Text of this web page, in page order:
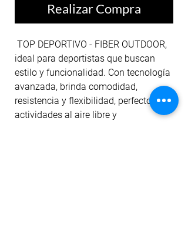
Realizar Compra
TOP DEPORTIVO - FIBER OUTDOOR,
ideal para deportistas que buscan
estilo y funcionalidad. Con tecnología
avanzada, brinda comodidad,
resistencia y flexibilidad, perfecto para
actividades al aire libre y